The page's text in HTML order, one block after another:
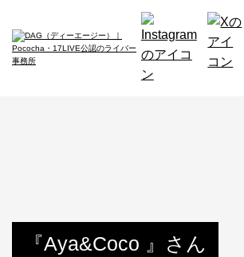
所属ライバー
『Aya&Coco 』さん